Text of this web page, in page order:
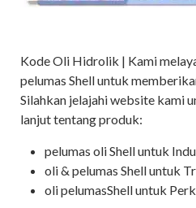
Kode Oli Hidrolik | Kami
pelumas Shell untuk
Silahkan jelajahi website kami
lanjut tentang produk:
pelumas oli Shell untuk
oli & pelumas Shell untuk
oli pelumasShell untuk